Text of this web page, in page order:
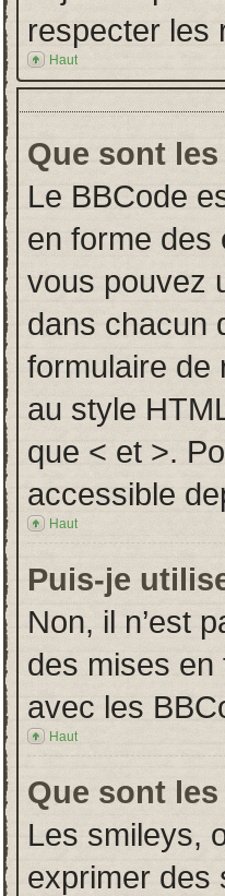
respecter les
Haut
Que sont
Le BBCode
en forme des
vous pouvez
dans chacun
formulaire de
au style
que < et >.
accessible
Haut
Puis-je
Non, il n’est
des mises en
avec les
Haut
Que sont
Les smileys,
exprimer des